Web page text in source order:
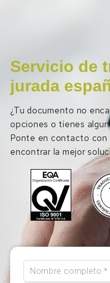
Servicio de
jurada
¿Tu documento no
opciones o tienes
Ponte en contacto con
encontrar la mejor